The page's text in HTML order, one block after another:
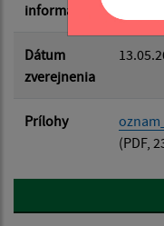
informácie
Dátum
zverejnenia
Prílohy
(PDF,